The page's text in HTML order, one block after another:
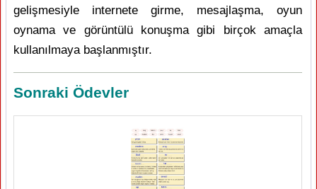
gelişmesiyle internete girme, mesajlaşma, oyun
oynama ve görüntülü konuşma gibi birçok amaçla
kullanılmaya başlanmıştır.
Sonraki Ödevler